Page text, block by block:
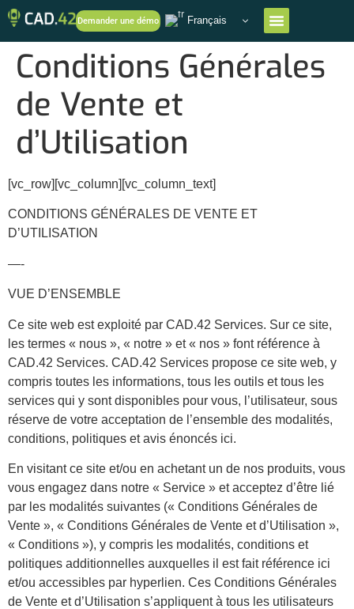
Demander une démo Français
Conditions Générales
de Vente et
d’Utilisation
[vc_row][vc_column][vc_column_text]
CONDITIONS GÉNÉRALES DE VENTE ET
D’UTILISATION
—-
VUE D’ENSEMBLE
Ce site web est exploité par CAD.42 Services. Sur ce site,
les termes « nous », « notre » et « nos » font référence à
CAD.42 Services. CAD.42 Services propose ce site web, y
compris toutes les informations, tous les outils et tous les
services qui y sont disponibles pour vous, l’utilisateur, sous
réserve de votre acceptation de l’ensemble des modalités,
conditions, politiques et avis énoncés ici.
En visitant ce site et/ou en achetant un de nos produits, vous
vous engagez dans notre « Service » et acceptez d’être lié
par les modalités suivantes (« Conditions Générales de
Vente », « Conditions Générales de Vente et d’Utilisation »,
« Conditions »), y compris les modalités, conditions et
politiques additionnelles auxquelles il est fait référence ici
et/ou accessibles par hyperlien. Ces Conditions Générales
de Vente et d’Utilisation s’appliquent à tous les utilisateurs